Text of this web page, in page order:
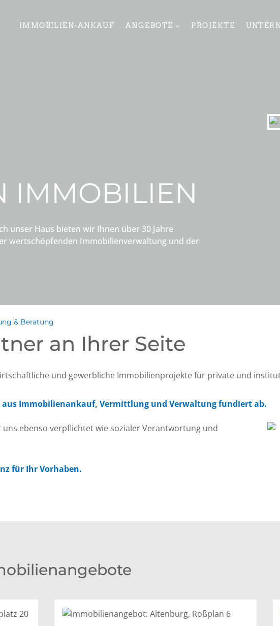
IMMOBILIEN-ANKAUF ANGEBOTE PROJEKTE
IMMOBILIEN
unser Haus bieten wir Ihnen über 30 Jahre
wertschöpfenden Immobilienverwaltung und der
& Beratung
an Ihrer Seite
und gewerbliche Immobilienprojekte für private und
aus Immobilienankauf, Vermittlung und Verwaltung fundiert ab.
ebenso verpflichtet wie sozialer Verantwortung und
für Ihr Vorhaben.